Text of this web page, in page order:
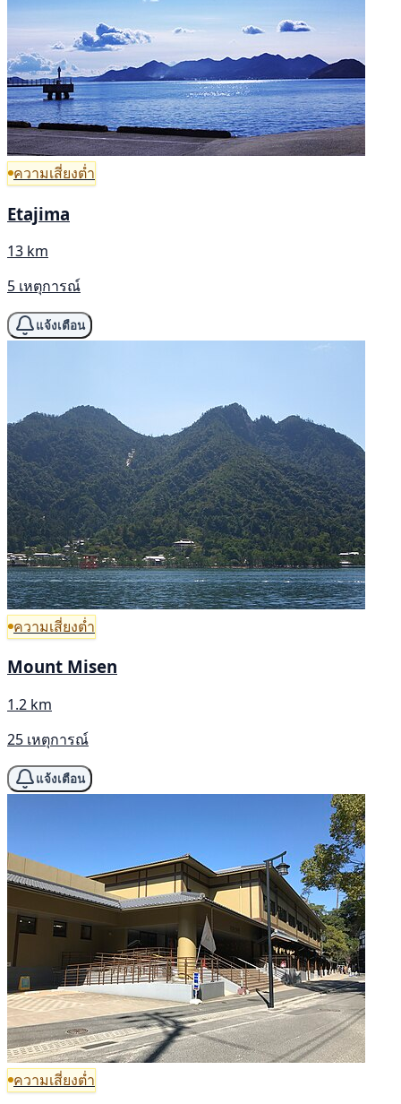
ความเสี่ยงต่ำ
Etajima
13 km
5 เหตุการณ์
แจ้งเตือน
ความเสี่ยงต่ำ
Mount Misen
1.2 km
25 เหตุการณ์
แจ้งเตือน
ความเสี่ยงต่ำ